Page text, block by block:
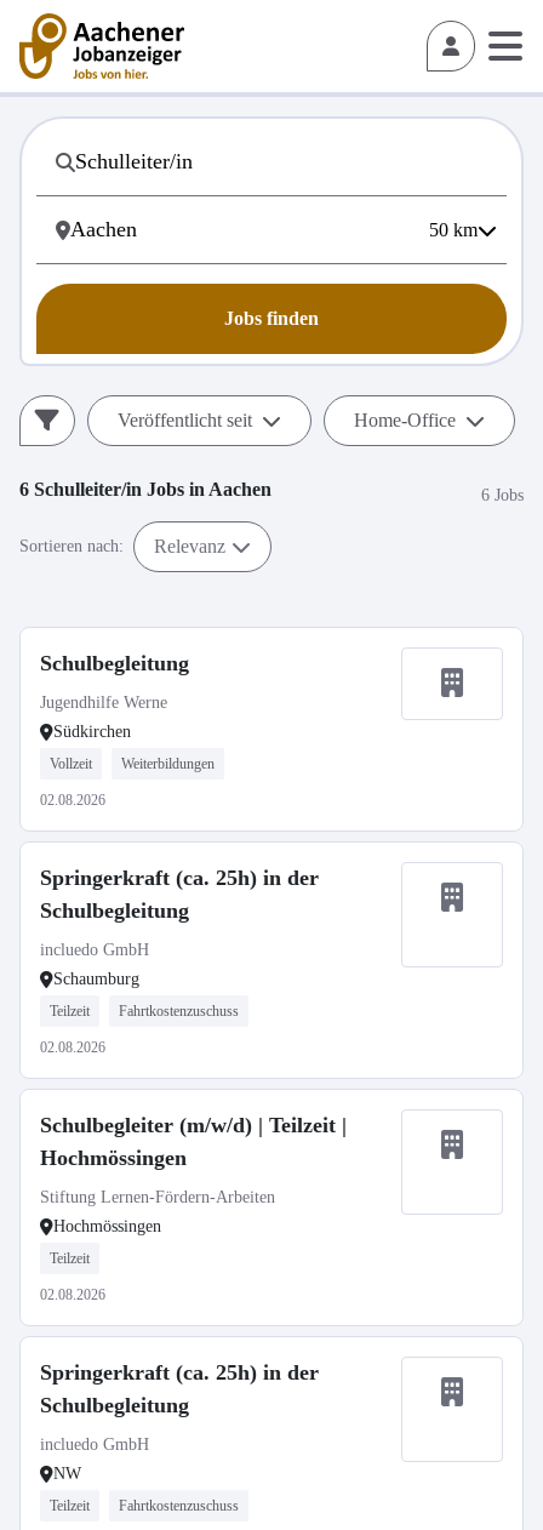
50 km
Jobs finden
Veröffentlicht seit Home-Office
6 Schulleiter/in Jobs in Aachen 6 Jobs
Sortieren nach: Relevanz
Schulbegleitung
Jugendhilfe Werne
Südkirchen
Vollzeit Weiterbildungen
02.08.2026
Springerkraft (ca. 25h) in der
Schulbegleitung
incluedo GmbH
Schaumburg
Teilzeit Fahrtkostenzuschuss
02.08.2026
Schulbegleiter (m/w/d) | Teilzeit |
Hochmössingen
Stiftung Lernen-Fördern-Arbeiten
Hochmössingen
Teilzeit
02.08.2026
Springerkraft (ca. 25h) in der
Schulbegleitung
incluedo GmbH
NW
Teilzeit Fahrtkostenzuschuss